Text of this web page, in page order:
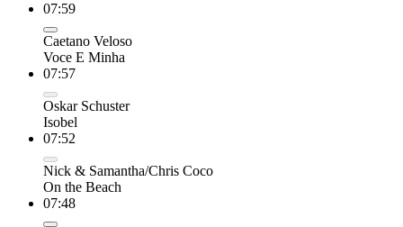
07:59
Caetano Veloso
Voce E Minha
07:57
Oskar Schuster
Isobel
07:52
Nick & Samantha/Chris Coco
On the Beach
07:48